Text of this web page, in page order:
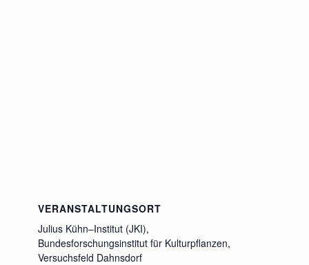
VERANSTALTUNGSORT
Julius Kühn–Institut (JKI),
Bundesforschungsinstitut für Kulturpflanzen,
Versuchsfeld Dahnsdorf